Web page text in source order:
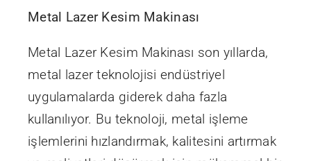
Metal Lazer Kesim Makinası
Metal Lazer Kesim Makinası son yıllarda,
metal lazer teknolojisi endüstriyel
uygulamalarda giderek daha fazla
kullanılıyor. Bu teknoloji, metal işleme
işlemlerini hızlandırmak, kalitesini artırmak